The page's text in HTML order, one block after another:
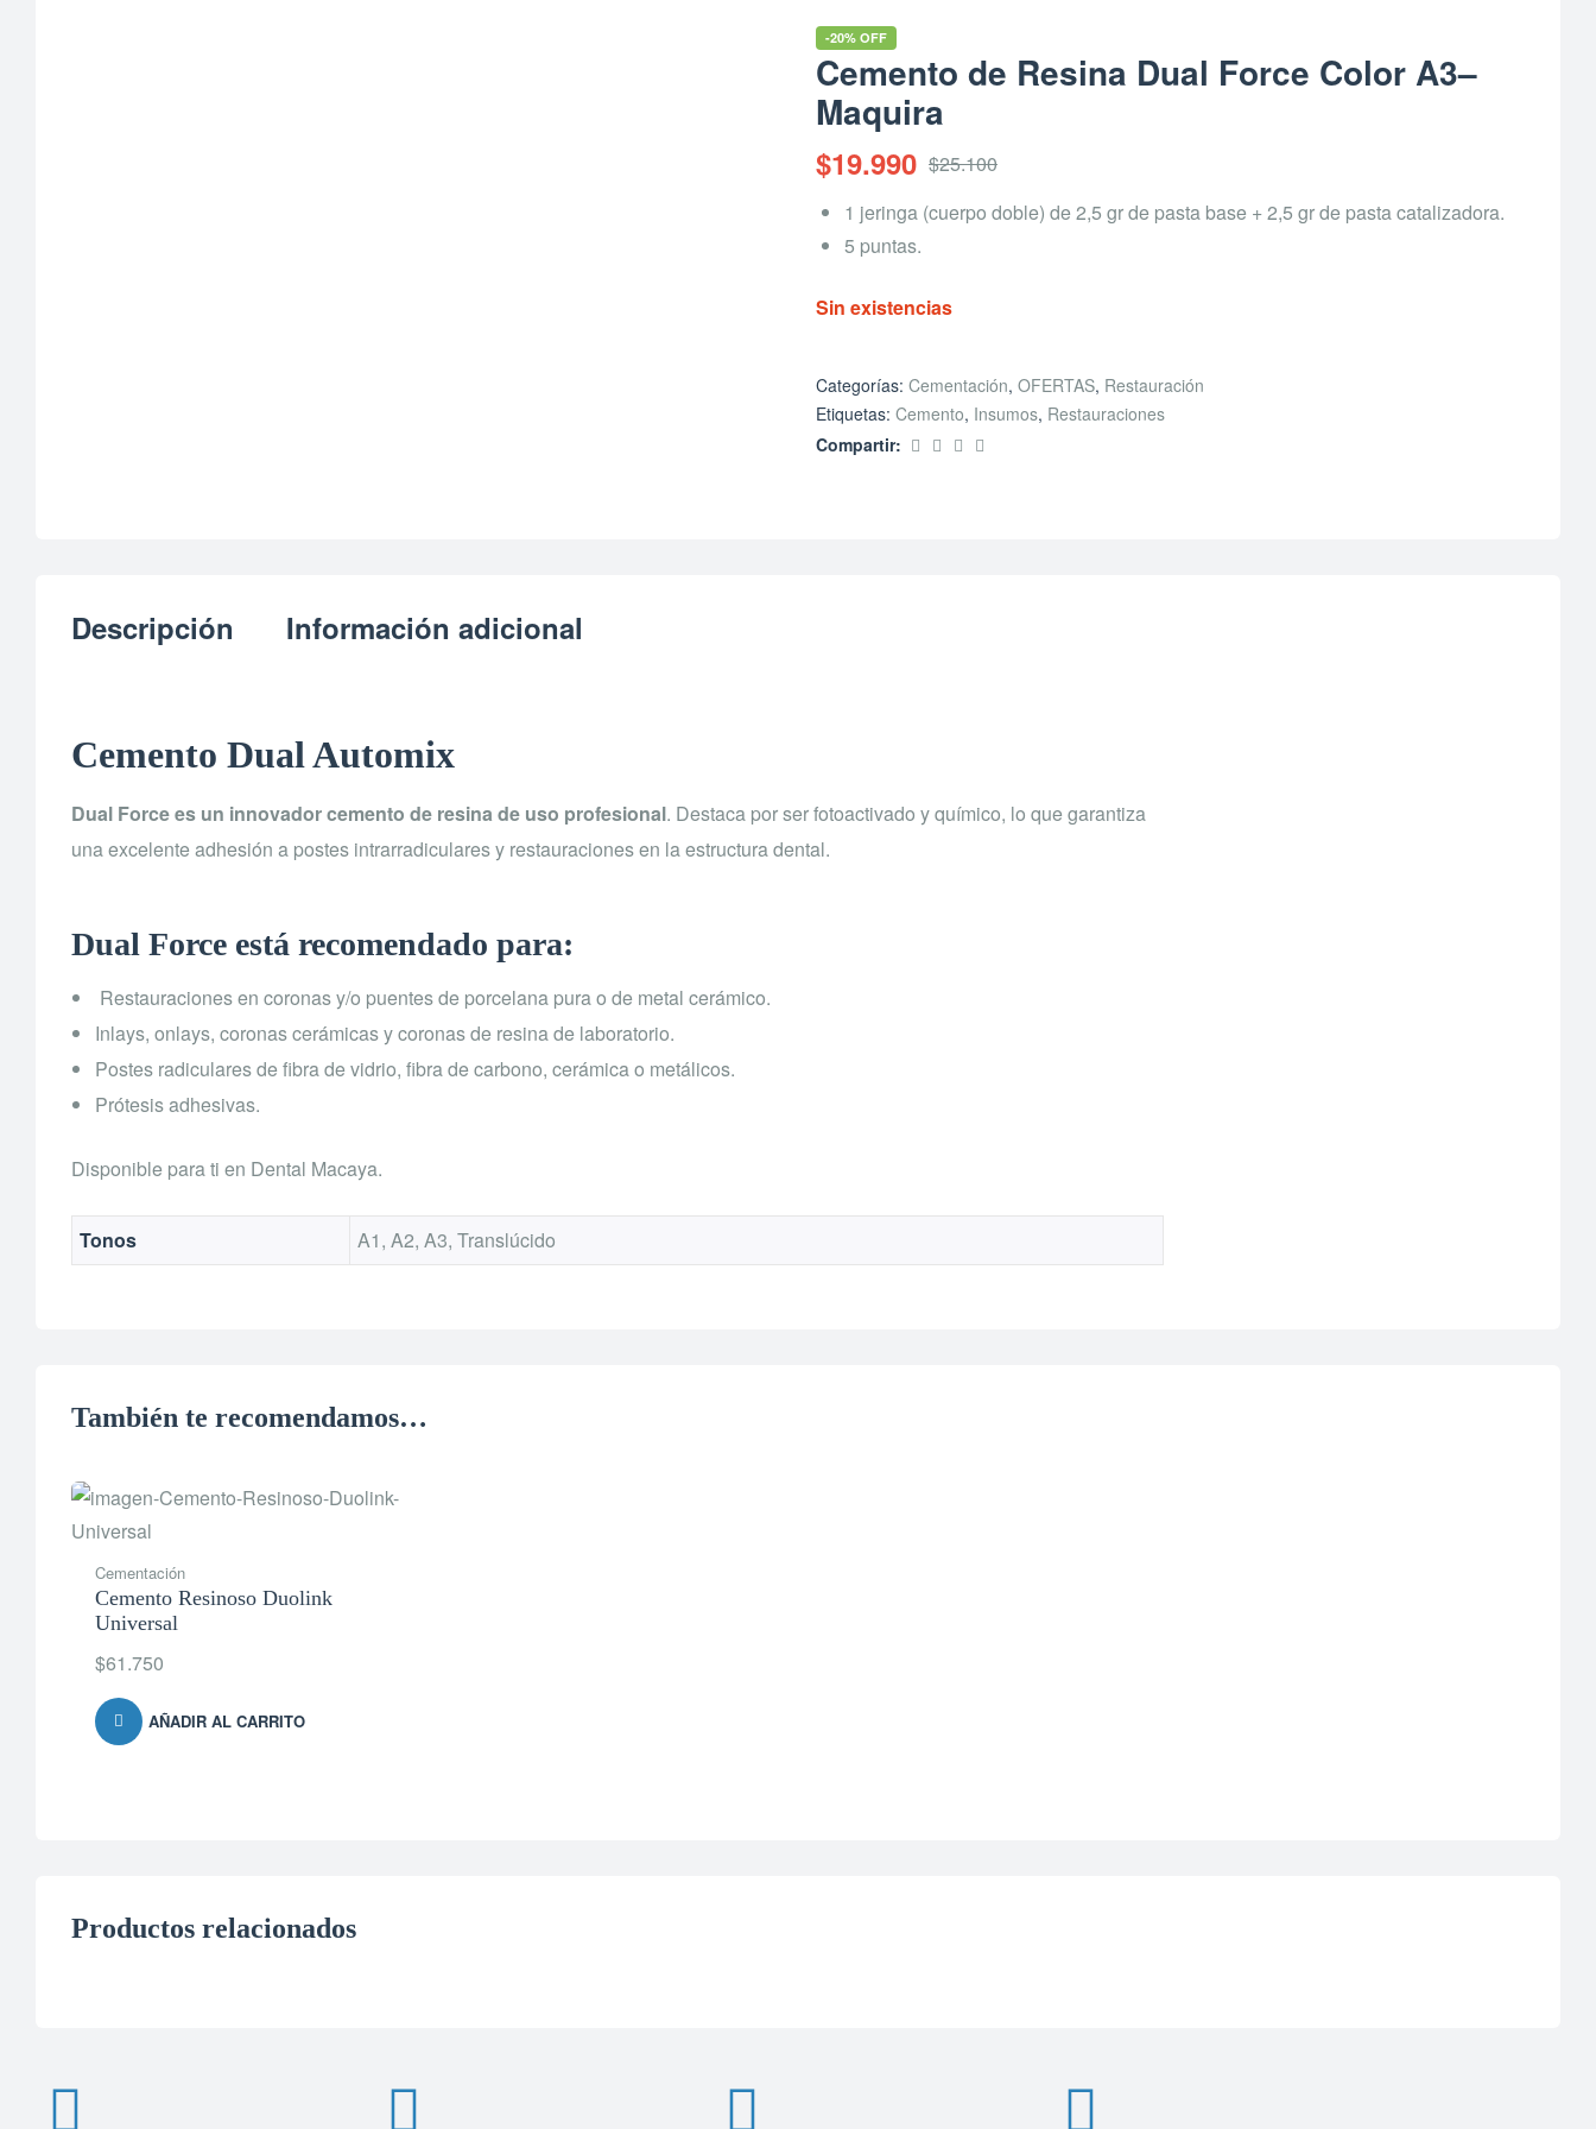
-20% OFF
Cemento de Resina Dual Force Color A3–
Maquira
$25.100
$19.990
1 jeringa (cuerpo doble) de 2,5 gr de pasta base + 2,5 gr de pasta catalizadora.
5 puntas.
Sin existencias
Categorías: Cementación, OFERTAS, Restauración
Etiquetas: Cemento, Insumos, Restauraciones
Compartir:
Descripción Información adicional
Cemento Dual Automix
Dual Force es un innovador cemento de resina de uso profesional. Destaca por ser fotoactivado y químico, lo que garantiza
una excelente adhesión a postes intrarradiculares y restauraciones en la estructura dental.
Dual Force está recomendado para:
Restauraciones en coronas y/o puentes de porcelana pura o de metal cerámico.
Inlays, onlays, coronas cerámicas y coronas de resina de laboratorio.
Postes radiculares de fibra de vidrio, fibra de carbono, cerámica o metálicos.
Prótesis adhesivas.
Disponible para ti en Dental Macaya.
Tonos A1, A2, A3, Translúcido
También te recomendamos…
Cementación
Cemento Resinoso Duolink
Universal
$61.750
AÑADIR AL CARRITO
Productos relacionados